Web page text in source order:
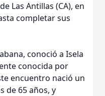
Las Antillas (CA), en
completar sus
conoció a Isela
conocida por
encuentro nació un
de 65 años, y